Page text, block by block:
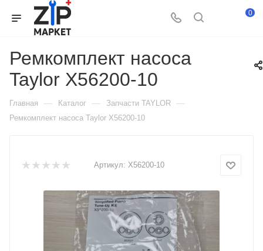
0
Ремкомплект насоса
Taylor X56200-10
Главная — Каталог — Запчасти TAYLOR —
Ремкомплект насоса Taylor X56200-10
Артикул: X56200-10